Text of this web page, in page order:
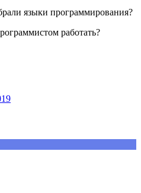
языки программирования?
работать?